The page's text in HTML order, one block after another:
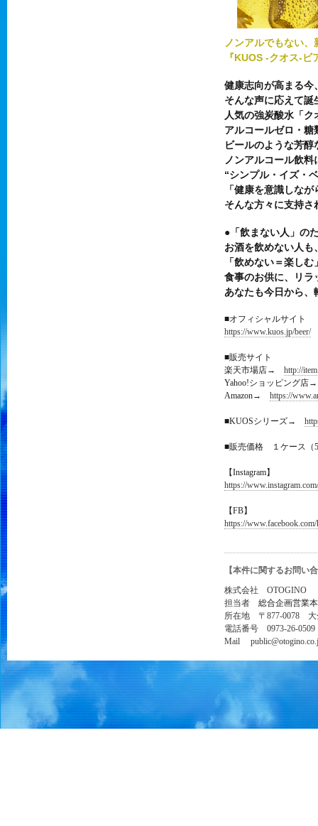
ノンアルでもない
『KUOS -クオス-ビ
健康志向が高まる今
そんな声に応えて
人気の強炭酸水「
アルコールゼロ・
ビールのような芳
ノンアルコール飲
“シンプル・イズ・
「健康を意識しな
そんな方々に支持
●「飲まない人」の
お酒を飲めない人
「飲めない＝楽し
食事のお供に、リラ
あなたも今日から
■オフィシャルサイト
https://www.kuos.jp/beer/
■販売サイト
楽天市場店→ http://
Yahoo!ショッピング
Amazon→ https://
■KUOSシリーズ→
■販売価格 １ケース（
【Instagram】
https://
【FB】
https://
【本件に関するお問い
株式会社 OTOGINO
担当者 総合企画営業
所在地 〒877-0078 大
電話番号 0973-26-0509
Mail